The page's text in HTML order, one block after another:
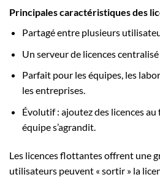
Principales caractéristiques des
Partagé entre plusieurs
Un serveur de licences centralisé
Parfait pour les équipes, les
les entreprises.
Évolutif : ajoutez des licences
équipe s’agrandit.
Les licences flottantes offrent une
utilisateurs peuvent « sortir » la